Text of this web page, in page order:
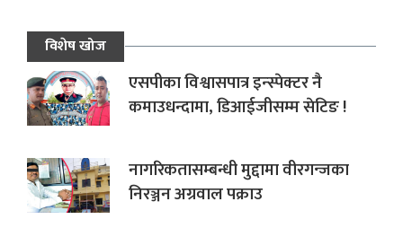
विशेष खोज
एसपीका विश्वासपात्र इन्स्पेक्टर नै
कमाउधन्दामा, डिआईजीसम्म सेटिङ !
नागरिकतासम्बन्धी मुद्दामा वीरगन्जका
निरञ्जन अग्रवाल पक्राउ